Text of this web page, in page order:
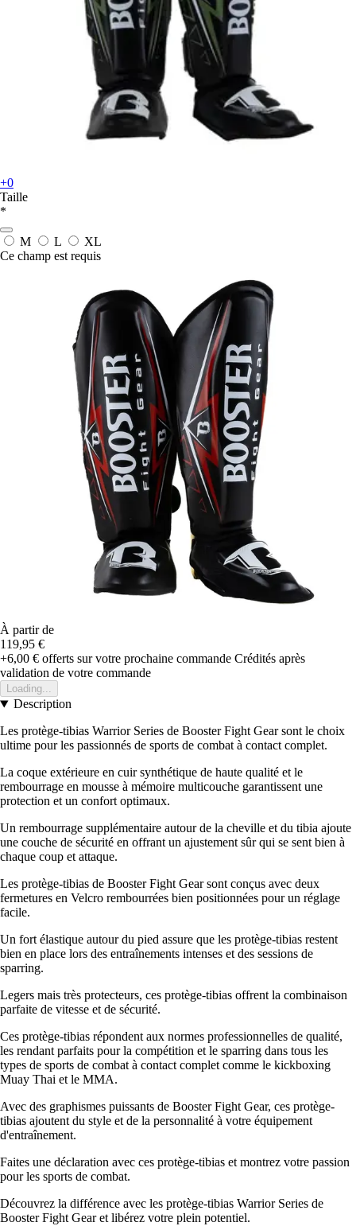
+0
Taille
*
M L
XL
Ce champ est requis
À partir de
119,95 €
+6,00 € offerts sur votre prochaine commande Crédités après
validation de votre commande
Loading...
Description
Les protège-tibias Warrior Series de Booster Fight Gear sont le choix
ultime pour les passionnés de sports de combat à contact complet.
La coque extérieure en cuir synthétique de haute qualité et le
rembourrage en mousse à mémoire multicouche garantissent une
protection et un confort optimaux.
Un rembourrage supplémentaire autour de la cheville et du tibia ajoute
une couche de sécurité en offrant un ajustement sûr qui se sent bien à
chaque coup et attaque.
Les protège-tibias de Booster Fight Gear sont conçus avec deux
fermetures en Velcro rembourrées bien positionnées pour un réglage
facile.
Un fort élastique autour du pied assure que les protège-tibias restent
bien en place lors des entraînements intenses et des sessions de
sparring.
Legers mais très protecteurs, ces protège-tibias offrent la combinaison
parfaite de vitesse et de sécurité.
Ces protège-tibias répondent aux normes professionnelles de qualité,
les rendant parfaits pour la compétition et le sparring dans tous les
types de sports de combat à contact complet comme le kickboxing
Muay Thai et le MMA.
Avec des graphismes puissants de Booster Fight Gear, ces protège-
tibias ajoutent du style et de la personnalité à votre équipement
d'entraînement.
Faites une déclaration avec ces protège-tibias et montrez votre passion
pour les sports de combat.
Découvrez la différence avec les protège-tibias Warrior Series de
Booster Fight Gear et libérez votre plein potentiel.